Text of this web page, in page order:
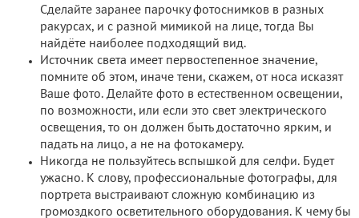
Сделайте заранее парочку фотоснимков в разных
ракурсах, и с разной мимикой на лице, тогда Вы
найдёте наиболее подходящий вид.
Источник света имеет первостепенное значение,
помните об этом, иначе тени, скажем, от носа исказят
Ваше фото. Делайте фото в естественном освещении,
по возможности, или если это свет электрического
освещения, то он должен быть достаточно ярким, и
падать на лицо, а не на фотокамеру.
Никогда не пользуйтесь вспышкой для селфи. Будет
ужасно. К слову, профессиональные фотографы, для
портрета выстраивают сложную комбинацию из
громоздкого осветительного оборудования. К чему бы